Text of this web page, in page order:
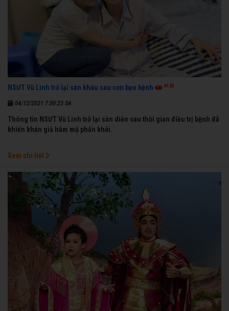
NSƯT Vũ Linh trở lại sân khấu sau cơn bạo bệnh 4125
04/12/2021 7:00:23 SA
Thông tin NSƯT Vũ Linh trở lại sàn diễn sau thời gian điều trị bệnh đã
khiến khán giả hâm mộ phấn khởi.
Xem chi tiết